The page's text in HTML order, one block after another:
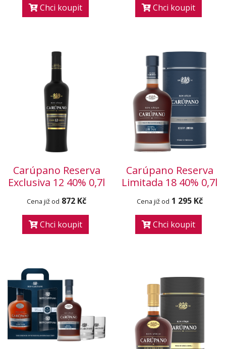
Chci koupit Chci koupit
Carúpano Reserva
Exclusiva 12 40% 0,7l
Cena již od 872 Kč
Chci koupit
Carúpano Reserva
Limitada 18 40% 0,7l
Cena již od 1 295 Kč
Chci koupit